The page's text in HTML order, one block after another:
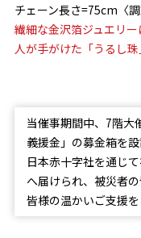
チェーン長さ=75cm〈調
繊細な金沢箔ジュエリ
人が手がけた「うるし珠
当催事期間中、7階大
義援金」の募金箱を
日本赤十字社を通じ
へ届けられ、被災者
皆様の温かいご支援を